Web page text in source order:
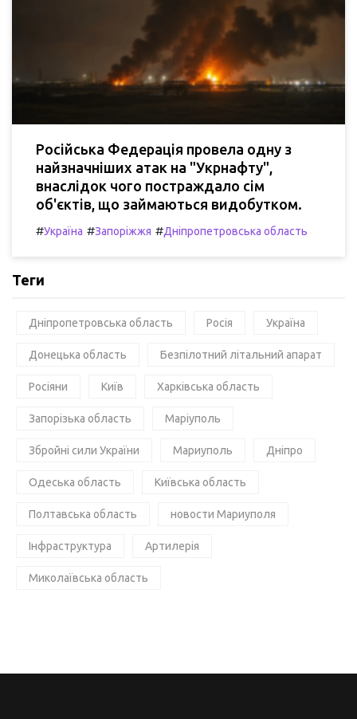
Російська Федерація провела одну з
найзначніших атак на "Укрнафту",
внаслідок чого постраждало сім
об'єктів, що займаються видобутком.
#Україна #Запоріжжя #Дніпропетровська область
Теги
Дніпропетровська область Росія Україна
Донецька область Безпілотний літальний апарат
Росіяни Київ Харківська область
Запорізька область Маріуполь
Збройні сили України Мариуполь Дніпро
Одеська область Київська область
Полтавська область новости Мариуполя
Інфраструктура Артилерія
Миколаївська область